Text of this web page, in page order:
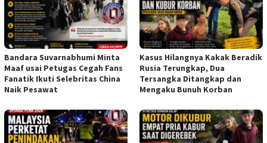
Bandara Suvarnabhumi Minta
Maaf usai Petugas Cegah Fans
Fanatik Ikuti Selebritas China
Naik Pesawat
Kasus Hilangnya Kakak Beradik
Rusia Terungkap, Dua
Tersangka Ditangkap dan
Mengaku Bunuh Korban